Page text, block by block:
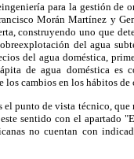
para la gestión de
Morán Martínez y
construyendo uno que
del agua
del agua doméstica,
de agua doméstica es
cambios en los hábitos
el punto de vista técnico,
sentido con el apartado
no cuentan con